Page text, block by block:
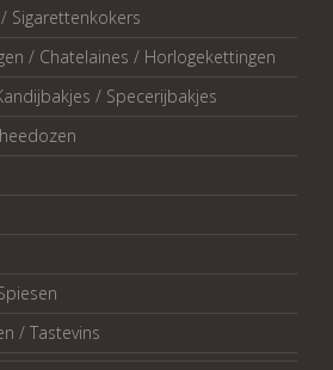
Sigarettenkokers
/ Chatelaines / Horlogekettingen
/ Specerijbakjes
/ Tastevins